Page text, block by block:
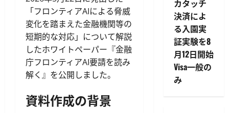
「フロンティアAIによる脅威
変化を踏まえた金融機関等の
短期的な対応」について解説
したホワイトペーパー『金融
庁フロンティアAI要請を読み
解く』を公開しました。
資料作成の背景
カタッチ
決済によ
る入園実
証実験を8
月12日開始
Visa一般の
み